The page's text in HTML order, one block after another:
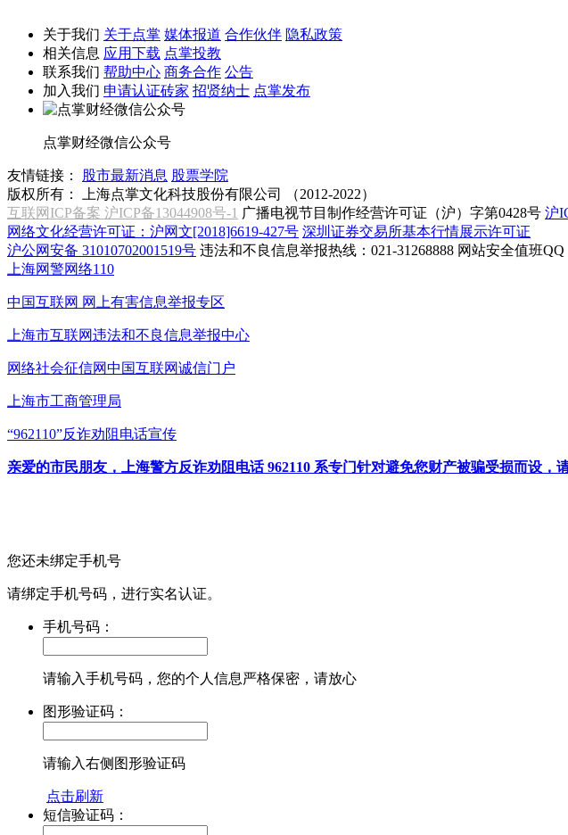
关于我们 关于点掌 媒体报道 合作伙伴 隐私政策
相关信息 应用下载 点掌投教
联系我们 帮助中心 商务合作 公告
加入我们 申请认证砖家 招贤纳士 点掌发布
点掌财经微信公众号
友情链接： 股市最新消息 股票学院
版权所有：
上海点掌文化科技股份有限公司 （2012-2022）
互联网ICP备案 沪ICP备13044908号-1 广播电视节目制作经营许可证（沪）字第0428号 沪
网络文化经营许可证：沪网文[2018]6619-427号 深圳证券交易所基本行情展示许可证
沪公网安备 31010702001519号 违法和不良信息举报热线：021-31268888 网站安全值班QQ
上海网警网络110
中国互联网 网上有害信息举报专区
上海市互联网违法和不良信息举报中心
网络社会征信网中国互联网诚信门户
上海市工商管理局
“962110”反诈劝阻电话宣传
亲爱的市民朋友，上海警方反诈劝阻电话 962110 系专门针对避免您财产被骗受损而设，
您还未绑定手机号
请绑定手机号码，进行实名认证。
手机号码：
请输入手机号码，您的个人信息严格保密，请放心
图形验证码：
请输入右侧图形验证码
点击刷新
短信验证码：